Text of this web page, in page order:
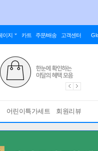
이지 카트 주문/배송 고객센터
어린이특가세트 회원리뷰